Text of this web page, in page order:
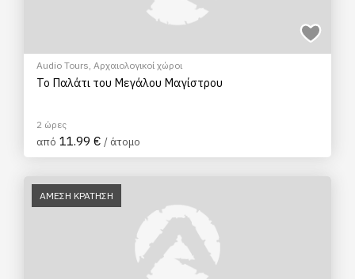
Audio Tours, Αρχαιολογικοί χώροι
Το Παλάτι του Μεγάλου Μαγίστρου
2 ώρες
από 11.99 € / άτομο
ΑΜΕΣΗ ΚΡΑΤΗΣΗ